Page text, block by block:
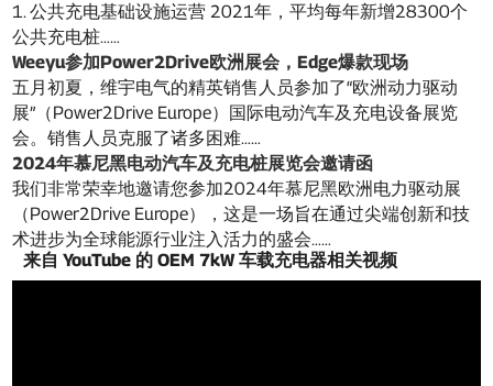
1. 公共充电基础设施运营 2021年，平均每年新增28300个
公共充电桩……
Weeyu参加Power2Drive欧洲展会，Edge爆款现场
五月初夏，维宇电气的精英销售人员参加了“欧洲动力驱动
展”（Power2Drive Europe）国际电动汽车及充电设备展览
会。销售人员克服了诸多困难……
2024年慕尼黑电动汽车及充电桩展览会邀请函
我们非常荣幸地邀请您参加2024年慕尼黑欧洲电力驱动展
（Power2Drive Europe），这是一场旨在通过尖端创新和技
术进步为全球能源行业注入活力的盛会……
来自 YouTube 的 OEM 7kW 车载充电器相关视频